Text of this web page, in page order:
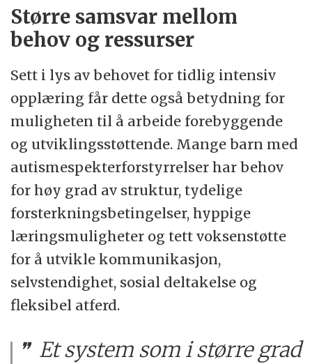
Større samsvar mellom
behov og ressurser
Sett i lys av behovet for tidlig intensiv
opplæring får dette også betydning for
muligheten til å arbeide forebyggende
og utviklingsstøttende. Mange barn med
autismespekterforstyrrelser har behov
for høy grad av struktur, tydelige
forsterkningsbetingelser, hyppige
læringsmuligheter og tett voksenstøtte
for å utvikle kommunikasjon,
selvstendighet, sosial deltakelse og
fleksibel atferd.
Et system som i større grad